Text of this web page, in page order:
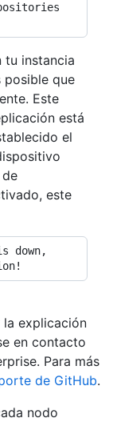
tu instancia
posible que
Este
está
el
este
down,
la explicación
en contacto
Para más
de GitHub.
nodo